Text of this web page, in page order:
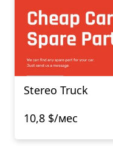
Stereo Truck
10,8 $/мес